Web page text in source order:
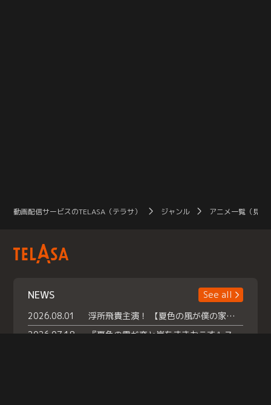
動画配信サービスのTELASA（テラサ） ジャンル アニメ一覧（見放
NEWS
See all
2026.08.01
浮所飛貴主演！ 【夏色の風が僕の家にやってきた】 本日よりテラサで独占配信スタート！
2026.07.18
『夏色の雲が恋と嵐をまきおこす』スペシャルメイキング 【Part1】2026年７月18日（土）23時30分～配信スタート！話題のシーンの裏側を大公開！豪華キャスト大集合！ 『武宮家 真夏の家族会議』開催！